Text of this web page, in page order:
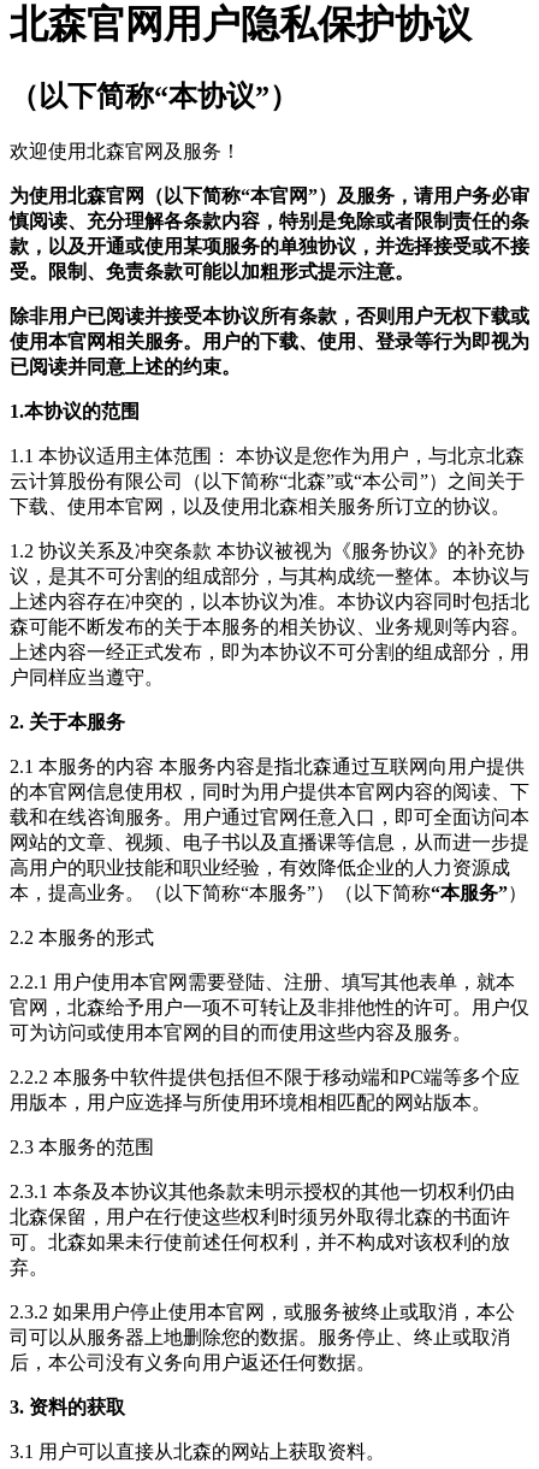
北森官网用户隐私保护协议
（以下简称“本协议”）
欢迎使用北森官网及服务！
为使用北森官网（以下简称“本官网”）及服务，请用户务必审
慎阅读、充分理解各条款内容，特别是免除或者限制责任的条
款，以及开通或使用某项服务的单独协议，并选择接受或不接
受。限制、免责条款可能以加粗形式提示注意。
除非用户已阅读并接受本协议所有条款，否则用户无权下载或
使用本官网相关服务。用户的下载、使用、登录等行为即视为
已阅读并同意上述的约束。
1.本协议的范围
1.1 本协议适用主体范围： 本协议是您作为用户，与北京北森
云计算股份有限公司（以下简称“北森”或“本公司”）之间关于
下载、使用本官网，以及使用北森相关服务所订立的协议。
1.2 协议关系及冲突条款 本协议被视为《服务协议》的补充协
议，是其不可分割的组成部分，与其构成统一整体。本协议与
上述内容存在冲突的，以本协议为准。本协议内容同时包括北
森可能不断发布的关于本服务的相关协议、业务规则等内容。
上述内容一经正式发布，即为本协议不可分割的组成部分，用
户同样应当遵守。
2. 关于本服务
2.1 本服务的内容 本服务内容是指北森通过互联网向用户提供
的本官网信息使用权，同时为用户提供本官网内容的阅读、下
载和在线咨询服务。用户通过官网任意入口，即可全面访问本
网站的文章、视频、电子书以及直播课等信息，从而进一步提
高用户的职业技能和职业经验，有效降低企业的人力资源成
本，提高业务。（以下简称“本服务”）（以下简称“本服务”）
2.2 本服务的形式
2.2.1 用户使用本官网需要登陆、注册、填写其他表单，就本
官网，北森给予用户一项不可转让及非排他性的许可。用户仅
可为访问或使用本官网的目的而使用这些内容及服务。
2.2.2 本服务中软件提供包括但不限于移动端和PC端等多个应
用版本，用户应选择与所使用环境相相匹配的网站版本。
2.3 本服务的范围
2.3.1 本条及本协议其他条款未明示授权的其他一切权利仍由
北森保留，用户在行使这些权利时须另外取得北森的书面许
可。北森如果未行使前述任何权利，并不构成对该权利的放
弃。
2.3.2 如果用户停止使用本官网，或服务被终止或取消，本公
司可以从服务器上地删除您的数据。服务停止、终止或取消
后，本公司没有义务向用户返还任何数据。
3. 资料的获取
3.1 用户可以直接从北森的网站上获取资料。